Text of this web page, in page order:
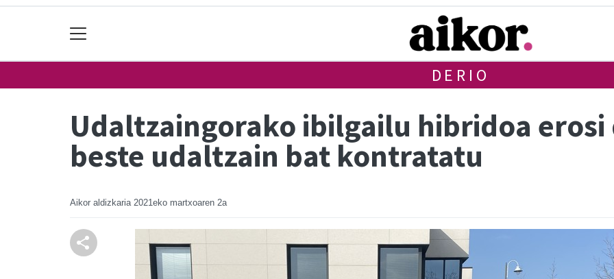
DERIO
Udaltzaingorako ibilgailu hibridoa erosi
beste udaltzain bat kontratatu
Aikor aldizkaria 2021eko martxoaren 2a